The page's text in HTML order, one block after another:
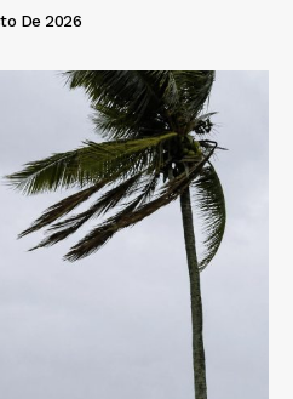
De 2026